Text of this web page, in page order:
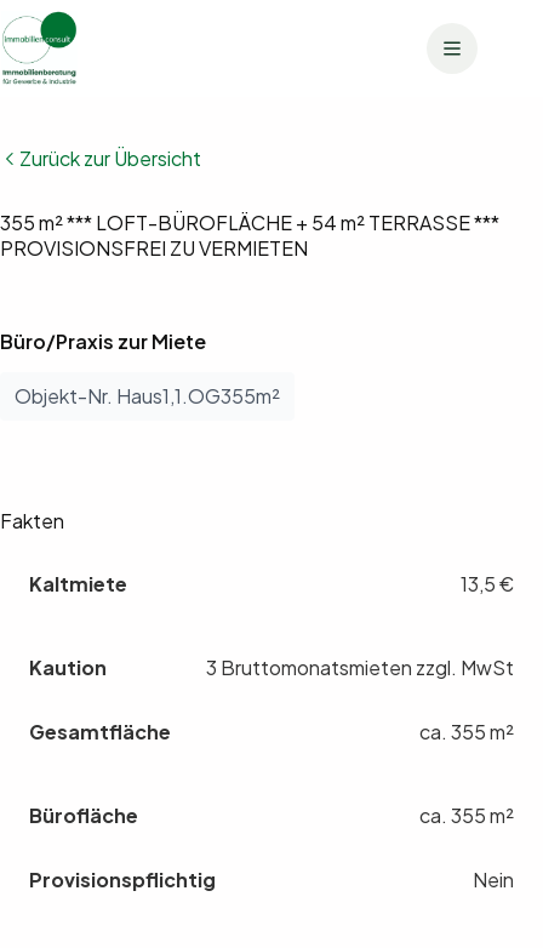
Zum
Inhalt
springen
Zurück zur Übersicht
355 m² *** LOFT-BÜROFLÄCHE + 54 m² TERRASSE ***
PROVISIONSFREI ZU VERMIETEN
Bilder anzeigen (11)
Grundrisse anzeigen (1)
Büro/Praxis zur Miete
Objekt-Nr. Haus1,1.OG355m²
Fakten
Kaltmiete 13,5 €
Kaution 3 Bruttomonatsmieten zzgl. MwSt
Gesamtfläche ca. 355 m²
Bürofläche ca. 355 m²
Provisionspflichtig Nein